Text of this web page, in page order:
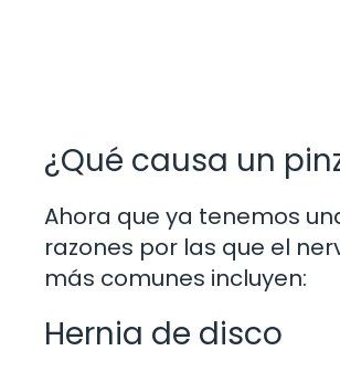
¿Qué causa un
Ahora que ya tenemos
razones por las que el
más comunes incluyen:
Hernia de disco